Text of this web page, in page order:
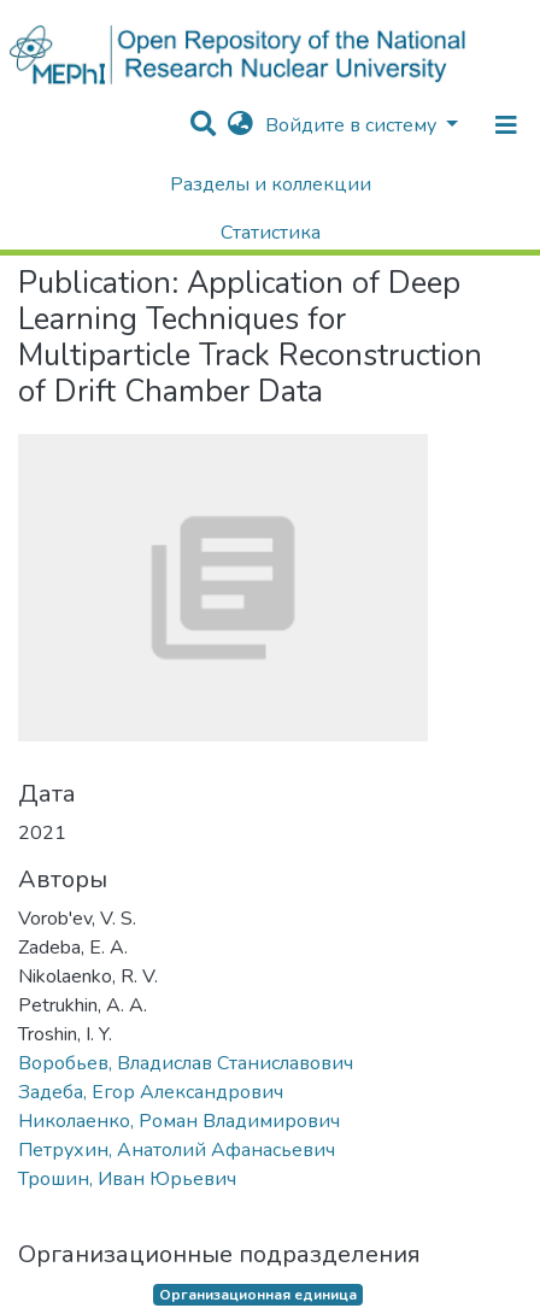
Войдите в систему
Разделы и коллекции
Статистика
Поиск
Научные публикации / Препринты
Publication: Application of Deep
Learning Techniques for
Multiparticle Track Reconstruction
of Drift Chamber Data
Дата
2021
Авторы
Vorob'ev, V. S.
Zadeba, E. A.
Nikolaenko, R. V.
Petrukhin, A. A.
Troshin, I. Y.
Воробьев, Владислав Станиславович
Задеба, Егор Александрович
Николаенко, Роман Владимирович
Петрухин, Анатолий Афанасьевич
Трошин, Иван Юрьевич
Организационные подразделения
Организационная единица